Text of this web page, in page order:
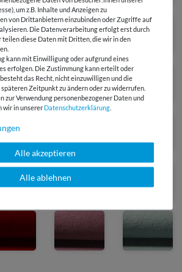
um z.B. Inhalte und Anzeigen zu
von Drittanbietern einzubinden oder Zugriffe auf
Die Datenverarbeitung erfolgt erst durch
teilen diese Daten mit Dritten, die wir in den
kann mit Einwilligung oder aufgrund eines
erfolgen. Die Zustimmung kann erteilt oder
das Recht, nicht einzuwilligen und die
Zeitpunkt zu ändern oder zu widerrufen.
zur Verwendung personenbezogener Daten und
wir in unserer Daten­schutz­erklärung
Alle akzeptieren
Alle ablehnen